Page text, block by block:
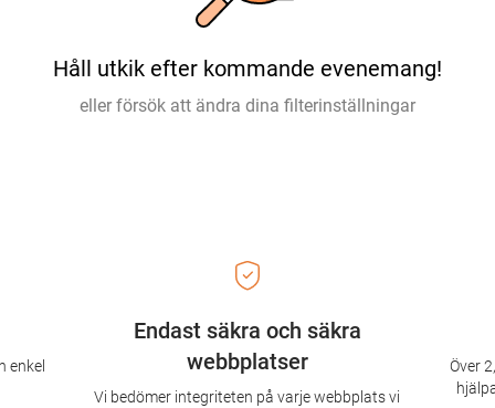
Håll utkik efter kommande evenemang!
eller försök att ändra dina filterinställningar
Endast säkra och säkra
webbplatser
Vi bedömer integriteten på varje webbplats vi
enkel
Över